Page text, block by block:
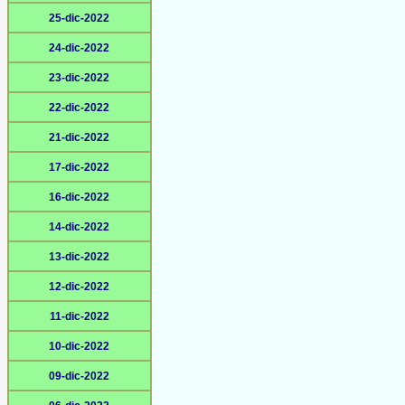
25-dic-2022
24-dic-2022
23-dic-2022
22-dic-2022
21-dic-2022
17-dic-2022
16-dic-2022
14-dic-2022
13-dic-2022
12-dic-2022
11-dic-2022
10-dic-2022
09-dic-2022